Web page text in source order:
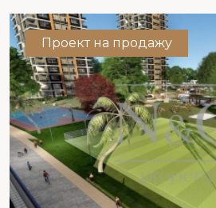
Проект на продажу